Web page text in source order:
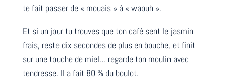
te fait passer de « mouais » à « waouh ».
Et si un jour tu trouves que ton café sent le jasmin
frais, reste dix secondes de plus en bouche, et finit
sur une touche de miel… regarde ton moulin avec
tendresse. Il a fait 80 % du boulot.